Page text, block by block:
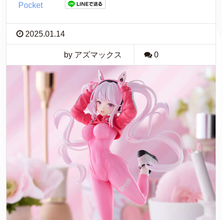
Pocket
2025.01.14
by アズマックス 0